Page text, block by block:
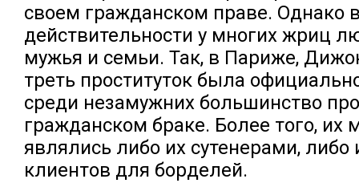
своем гражданском праве. Однако
действительности у многих жриц
мужья и семьи. Так, в Париже,
треть проституток была
среди незамужних большинство
гражданском браке. Более того, их
являлись либо их сутенерами, либо
клиентов для борделей.